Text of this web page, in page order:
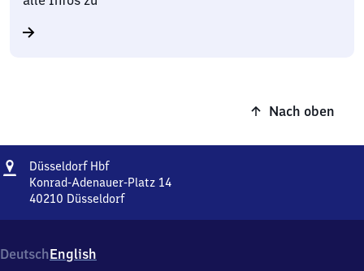
Nach oben
Adresse
Düsseldorf HbfDüsseldorf
Hauptbahnhof
Konrad-Adenauer-Platz 14
40210 Düsseldorf
Konrad-
Adenauer-
DeutschEnglish